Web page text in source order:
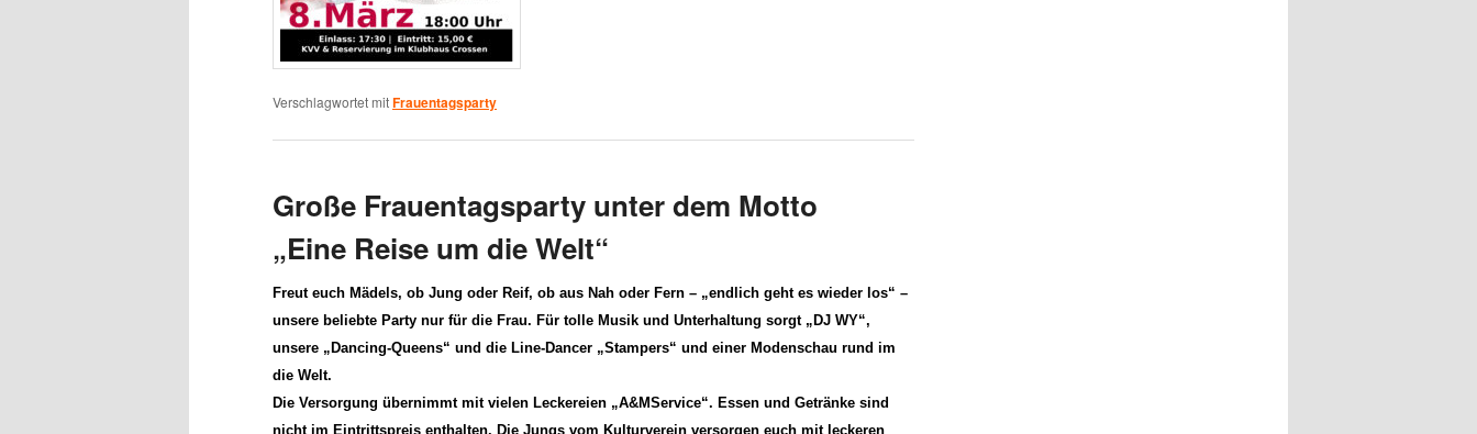
Verschlagwortet mitFrauentagsparty
Große Frauentagsparty unter dem Motto
„Eine Reise um die Welt“
Freut euch Mädels, ob Jung oder Reif, ob aus Nah oder Fern – „endlich geht es wieder los“ –
unsere beliebte Party nur für die Frau. Für tolle Musik und Unterhaltung sorgt „DJ WY“,
unsere „Dancing-Queens“ und die Line-Dancer „Stampers“ und einer Modenschau rund im
die Welt.
Die Versorgung übernimmt mit vielen Leckereien „A&MService“. Essen und Getränke sind
nicht im Eintrittspreis enthalten. Die Jungs vom Kulturverein versorgen euch mit leckeren